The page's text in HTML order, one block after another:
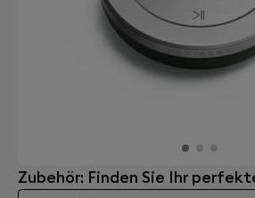
Zubehör: Finden Sie Ihr